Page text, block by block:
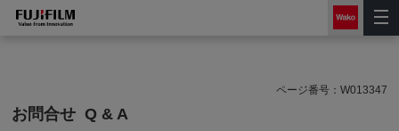
ページ番号： W013347
お問合せ Q & A